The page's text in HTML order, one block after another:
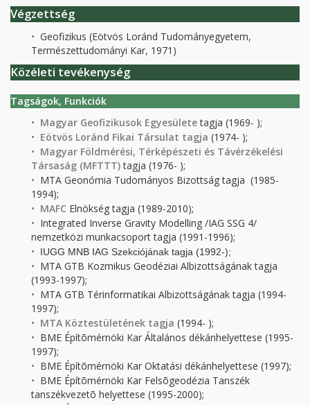
Végzettség
Geofizikus (Eötvös Loránd Tudományegyetem,
Természettudományi Kar, 1971)
Közéleti tevékenység
Tagságok, Funkciók
Magyar Geofizikusok Egyesületetagja (1969- );
Eötvös Loránd Fikai Társulat tagja (1974- );
Magyar Földmérési, Térképészeti és Távérzékelési
Társaság (MFTTT)tagja (1976- );
MTA Geonómia Tudományos Bizottság tagja (1985-
1994);
MAFC Elnökség tagja (1989-2010);
Integrated Inverse Gravity Modelling /IAG SSG 4/
nemzetközi munkacsoport tagja (1991-1996);
IUGG MNB IAG Szekciójának tagja (1992-);
MTA GTB Kozmikus Geodéziai Albizottságának tagja
(1993-1997);
MTA GTB Térinformatikai Albizottságának tagja (1994-
1997);
MTA Köztestületének tagja (1994- );
BME Építõmérnöki Kar Általános dékánhelyettese (1995-
1997);
BME Építõmérnöki Kar Oktatási dékánhelyettese (1997);
BME Építõmérnöki Kar Felsõgeodézia Tanszék
tanszékvezetõ helyettese (1995-2000);